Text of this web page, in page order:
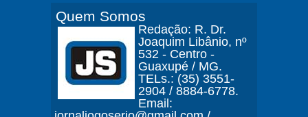
Quem Somos
Redação: R. Dr.
Joaquim Libânio, nº
532 - Centro -
Guaxupé / MG.
TELs.: (35) 3551-
2904 / 8884-6778.
Email: